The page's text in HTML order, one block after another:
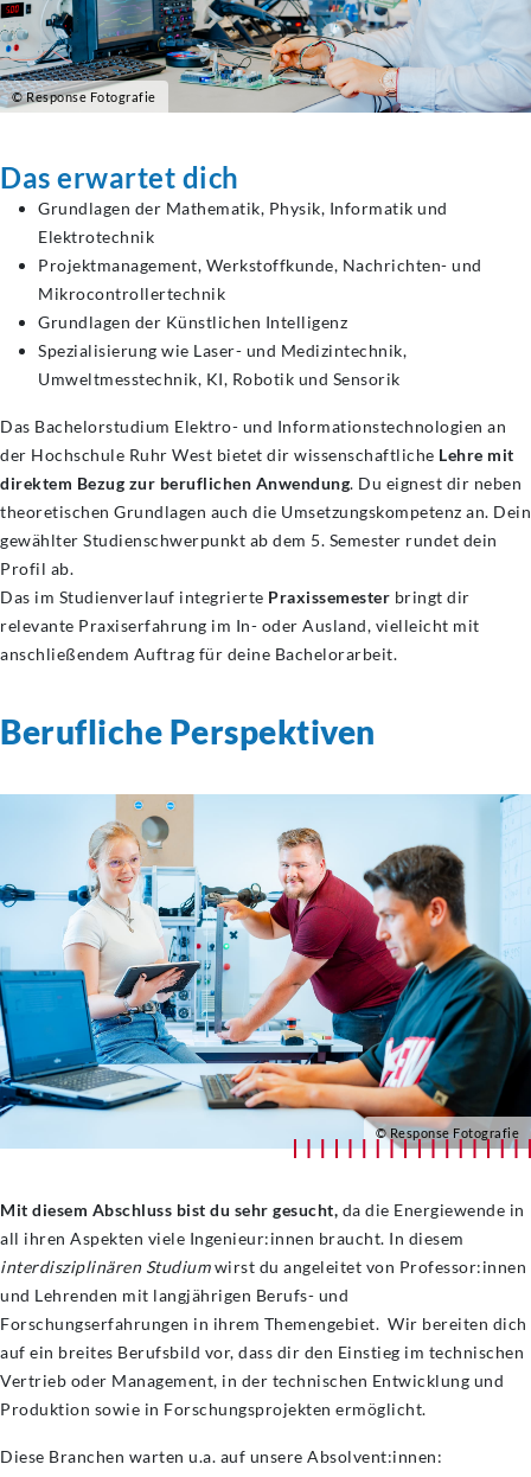
© Response Fotografie
Das erwartet dich
Grundlagen der Mathematik, Physik, Informatik und
Elektrotechnik
Projektmanagement, Werkstoffkunde, Nachrichten- und
Mikrocontrollertechnik
Grundlagen der Künstlichen Intelligenz
Spezialisierung wie Laser- und Medizintechnik,
Umweltmesstechnik, KI, Robotik und Sensorik
Das Bachelorstudium Elektro- und Informationstechnologien an
der Hochschule Ruhr West bietet dir wissenschaftliche Lehre mit
direktem Bezug zur beruflichen Anwendung. Du eignest dir neben
theoretischen Grundlagen auch die Umsetzungskompetenz an. Dein
gewählter Studienschwerpunkt ab dem 5. Semester rundet dein
Profil ab.
Das im Studienverlauf integrierte Praxissemester bringt dir
relevante Praxiserfahrung im In- oder Ausland, vielleicht mit
anschließendem Auftrag für deine Bachelorarbeit.
Berufliche Perspektiven
© Response Fotografie
Mit diesem Abschluss bist du sehr gesucht, da die Energiewende in
all ihren Aspekten viele Ingenieur:innen braucht. In diesem
interdisziplinären Studiumwirst du angeleitet von Professor:innen
und Lehrenden mit langjährigen Berufs- und
Forschungserfahrungen in ihrem Themengebiet. Wir bereiten dich
auf ein breites Berufsbild vor, dass dir den Einstieg im technischen
Vertrieb oder Management, in der technischen Entwicklung und
Produktion sowie in Forschungsprojekten ermöglicht.
Diese Branchen warten u.a. auf unsere Absolvent:innen: